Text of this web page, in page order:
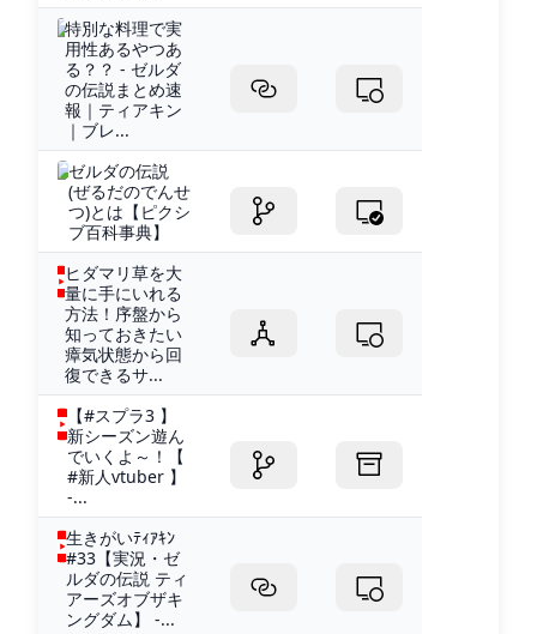
特別な料理で実
用性あるやつあ
る？？ - ゼルダ
の伝説まとめ速
報｜ティアキン
｜ブレ...
ゼルダの伝説
(ぜるだのでんせ
つ)とは【ピクシ
ブ百科事典】
ヒダマリ草を大
量に手にいれる
方法！序盤から
知っておきたい
瘴気状態から回
復できるサ...
【#スプラ3 】
新シーズン遊ん
でいくよ～！【
#新人vtuber 】
-...
生きがいﾃｨｱｷﾝ
#33【実況・ゼ
ルダの伝説 ティ
アーズオブザキ
ングダム】 -...